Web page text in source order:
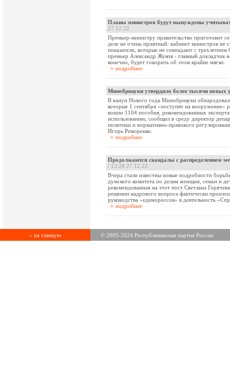
Планы министров будут вынуждены
27.12.22
Премьер-министру правительство приготовит
деле не очень приятный: кабинет министров не
показатели, которые не совпадают с
премьер Александр Жуков - главный докладчик
конечно, будет говорить об этом крайне мягко.
подробнее
Минобрнауки утвердило более тысячи новых
В канун Нового года Минобрнауки
которые 1 сентября «поступят на вооружение»
вошло 1104 пособия, рекомендованных
использованию, сообщил в среду директор
политики и нормативно-правового
Игорь Реморенко.
подробнее
Продолжаются скандалы с распределением
/ 13:28 27.12.22
Вчера стали известны новые подробности
думского комитета по делам женщин, семьи и
рекомендованная на этот пост Светлана
решении кадрового вопроса фактически
руководства «единороссов» в деятельность
подробнее
« на главную © 2005-2024 Республиканская партия России